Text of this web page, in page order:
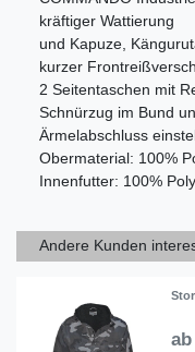
kräftiger Wattierung
und Kapuze,
kurzer
2 Seitentaschen mit
Schnürzug im Bund
Ärmelabschluss
Obermaterial: 100%
Innenfutter: 100%
Andere Kunden